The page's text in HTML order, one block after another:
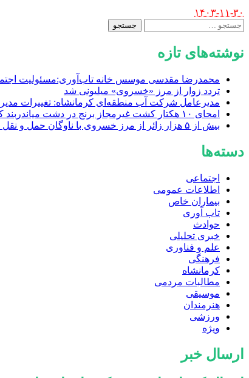
by
۱۴۰۳-۱۱-۳۰
جستجو
برای:
نوشته‌های تازه
محمدرضا مقدسی موسس خانه تاب‌آوری:مسئولیت
تردد زوار از مرز «خسروی» میلیونی شد
مدیرعامل شرکت آب منطقه‌ای کرمانشاه: تغییرات
امحای ۱۰ هکتار کشت غیرمجاز برنج در دشت میاندربند کرمانشاه/ برخورد قاطع با برداشت‌های غیرمجاز آب
بیش از ۵ هزار زائر از مرز خسروی با ناوگان حمل‌ و نقل عمومی به سراسر کشور منتقل شدند
دسته‌ها
اجتماعی
اطلاعات عمومی
بیماران خاص
تاب آوری
حوادث
خبری تحلیلی
علم و فناوری
فرهنگی
کرمانشاه
مطالبات مردمی
موسیقی
هنرمندان
ورزشی
ویژه
ارسال خبر